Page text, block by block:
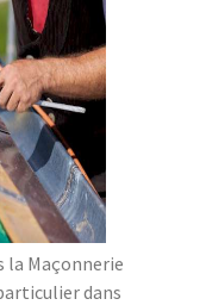
la Maçonnerie
dans